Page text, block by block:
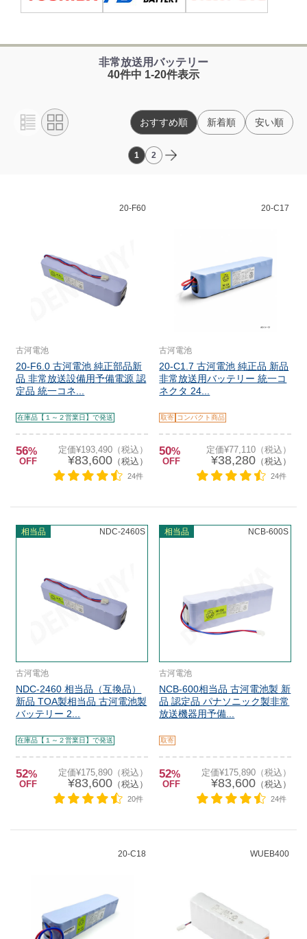
非常放送用バッテリー
40件中 1-20件表示
1 2
おすすめ順 新着順 安い順
20-F60
古河電池
20-F6.0 古河電池 純正部品新
品 非常放送設備用予備電源 認
定品 統一コネ...
在庫品【１～２営業日】で発送
56%
OFF
定価¥193,490（税込）
¥83,600（税込）
24件
20-C17
古河電池
20-C1.7 古河電池 純正品 新品
非常放送用バッテリー 統一コ
ネクタ 24...
取寄 コンパクト商品
50%
OFF
定価¥77,110（税込）
¥38,280（税込）
24件
相当品 NDC-2460S
古河電池
NDC-2460 相当品（互換品）
新品 TOA製相当品 古河電池製
バッテリー 2...
在庫品【１～２営業日】で発送
52%
OFF
定価¥175,890（税込）
¥83,600（税込）
20件
相当品 NCB-600S
古河電池
NCB-600相当品 古河電池製 新
品 認定品 パナソニック製非常
放送機器用予備...
取寄
52%
OFF
定価¥175,890（税込）
¥83,600（税込）
24件
20-C18 WUEB400